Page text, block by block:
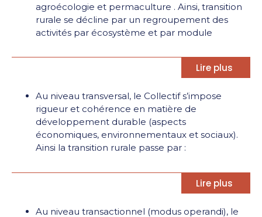
agroécologie et permaculture . Ainsi, transition
rurale se décline par un regroupement des
activités par écosystème et par module
Lire plus
Au niveau transversal, le Collectif s’impose
rigueur et cohérence en matière de
développement durable (aspects
économiques, environnementaux et sociaux).
Ainsi la transition rurale passe par :
Lire plus
Au niveau transactionnel (modus operandi), le